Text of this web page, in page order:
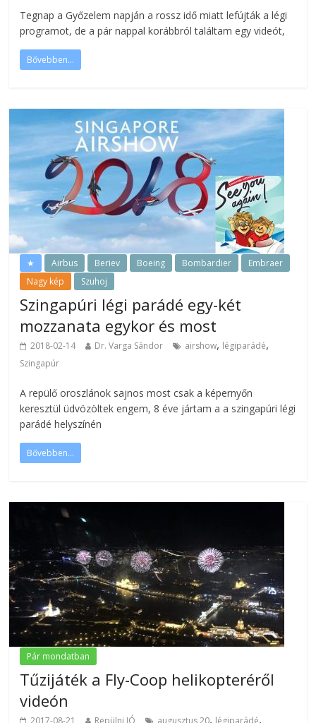
Tegnap a Győzelem napján a rossz idő miatt lefújták a légi
programot, de a pár nappal korábbról találtam egy videót,
Bővebben...
★ Airbus Beriev Boeing Bombardier
Embraer
Nagy kép
Szuhoj
Szingapúri légi parádé egy-két
mozzanata egykor és most
2018-02-14 Dr. Varga Sándor airshow, légiparádé,
Szingapúr
A repülő oroszlánok sajnos most csak a képernyőn
keresztül üdvözöltek engem, 8 éve jártam a a szingapúri légi
parádé helyszínén
Bővebben...
Pár mondatban
Tűzijáték a Fly-Coop helikopteréről
videón
2017-08-21 Repülni JÓ augusztus 20, légiparádé,